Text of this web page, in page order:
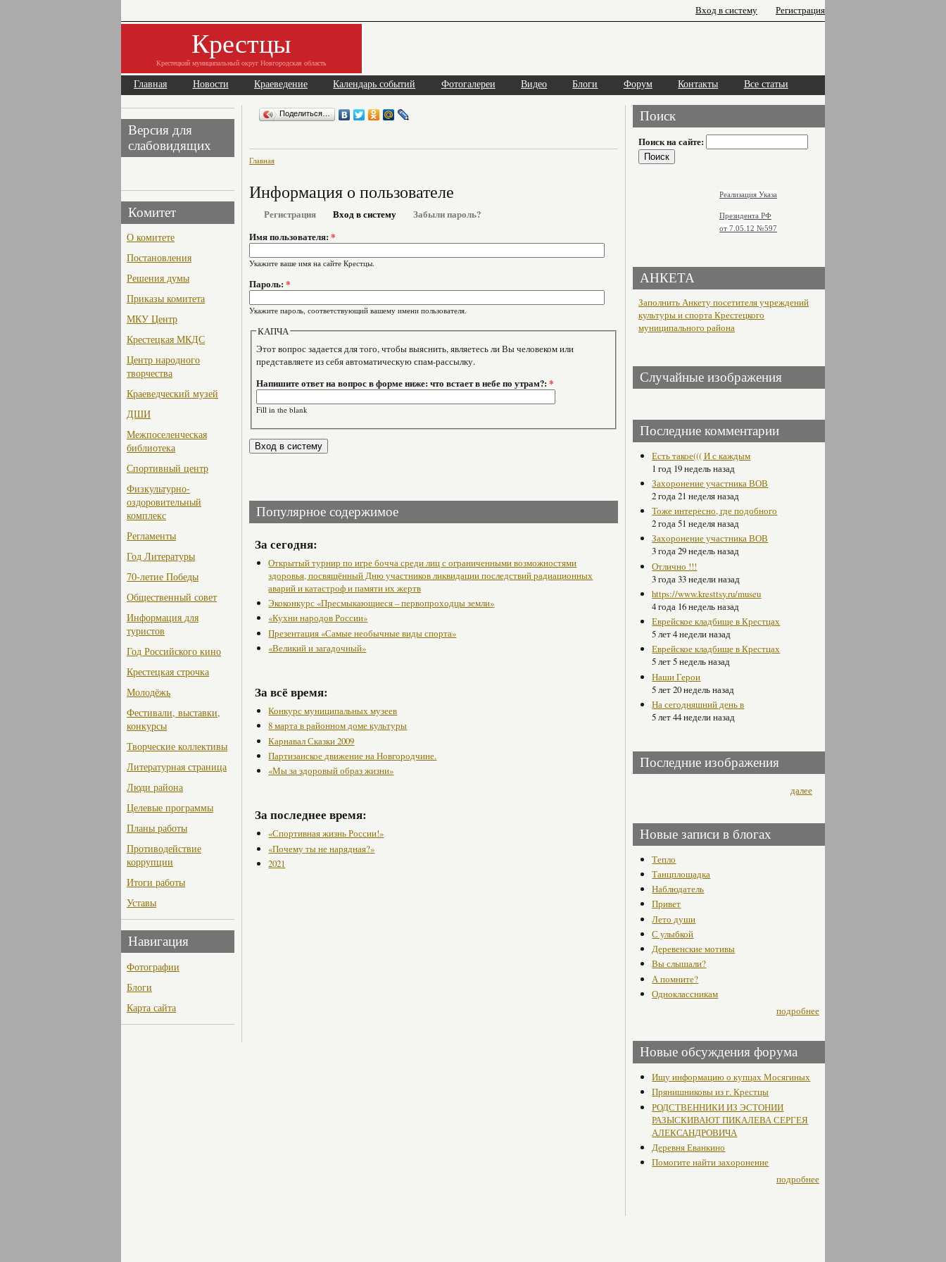
Вход в систему Регистрация
Крестцы
Крестецкий муниципальный округ Новгородская область
Главная Новости Краеведение Календарь событий Фотогалереи Видео Блоги Форум Контакты Все статьи
Версия для
слабовидящих
Комитет
О комитете
Постановления
Решения думы
Приказы комитета
МКУ Центр
Крестецкая МКДС
Центр народного
творчества
Краеведческий музей
ДШИ
Межпоселенческая
библиотека
Спортивный центр
Физкультурно-
оздоровительный
комплекс
Регламенты
Год Литературы
70-летие Победы
Общественный совет
Информация для
туристов
Год Российского кино
Крестецкая строчка
Молодёжь
Фестивали, выставки,
конкурсы
Творческие коллективы
Литературная страница
Люди района
Целевые программы
Планы работы
Противодействие
коррупции
Итоги работы
Уставы
Навигация
Фотографии
Блоги
Карта сайта
Поделиться…
Главная
Информация о пользователе
Регистрация Вход в систему
Забыли пароль?
Имя пользователя: *
Укажите ваше имя на сайте Крестцы.
Пароль: *
Укажите пароль, соответствующий вашему имени пользователя.
КАПЧА
Этот вопрос задается для того, чтобы выяснить, являетесь ли Вы человеком или
представляете из себя автоматическую спам-рассылку.
Напишите ответ на вопрос в форме ниже: что встает в небе по утрам?:*
Fill in the blank
Популярное содержимое
За сегодня:
Открытый турнир по игре бочча среди лиц с ограниченными возможностями
здоровья, посвящённый Дню участников ликвидации последствий радиационных
аварий и катастроф и памяти их жертв
Экоконкурс «Пресмыкающиеся – первопроходцы земли»
«Кухни народов России»
Презентация «Самые необычные виды спорта»
«Великий и загадочный»
За всё время:
Конкурс муниципальных музеев
8 марта в районном доме культуры
Карнавал Сказки 2009
Партизанское движение на Новгородчине.
«Мы за здоровый образ жизни»
За последнее время:
«Спортивная жизнь России!»
«Почему ты не нарядная?»
2021
Поиск
Поиск на сайте:
Реализация Указа
Президента РФ
от 7.05.12 №597
АНКЕТА
Заполнить Анкету посетителя учреждений
культуры и спорта Крестецкого
муниципального района
Случайные изображения
Последние комментарии
Есть такое((( И с каждым
1 год 19 недель назад
Захоронение участника ВОВ
2 года 21 неделя назад
Тоже интересно, где подобного
2 года 51 неделя назад
Захоронение участника ВОВ
3 года 29 недель назад
Отлично !!!
3 года 33 недели назад
https://www.kresttsy.ru/museu
4 года 16 недель назад
Еврейское кладбище в Крестцах
5 лет 4 недели назад
Еврейское кладбище в Крестцах
5 лет 5 недель назад
Наши Герои
5 лет 20 недель назад
На сегодняшний день в
5 лет 44 недели назад
Последние изображения
далее
Новые записи в блогах
Тепло
Танцплощадка
Наблюдатель
Привет
Лето души
С улыбкой
Деревенские мотивы
Вы слышали?
А помните?
Одноклассникам
подробнее
Новые обсуждения форума
Ищу информацию о купцах Мосягиных
Прянишниковы из г. Крестцы
РОДСТВЕННИКИ ИЗ ЭСТОНИИ
РАЗЫСКИВАЮТ ПИКАЛЕВА СЕРГЕЯ
АЛЕКСАНДРОВИЧА
Деревня Еванкино
Помогите найти захоронение
подробнее